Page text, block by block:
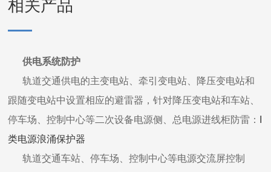
相关产品
供电系统防护
轨道交通供电的主变电站、牵引变电站、降压变电站和
跟随变电站中设置相应的避雷器，针对降压变电站和车站、
停车场、控制中心等二次设备电源侧、总电源进线柜防雷：
类电源浪涌保护器
轨道交通车站、停车场、控制中心等电源交流屏控制